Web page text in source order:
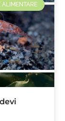
ALIMENTARE